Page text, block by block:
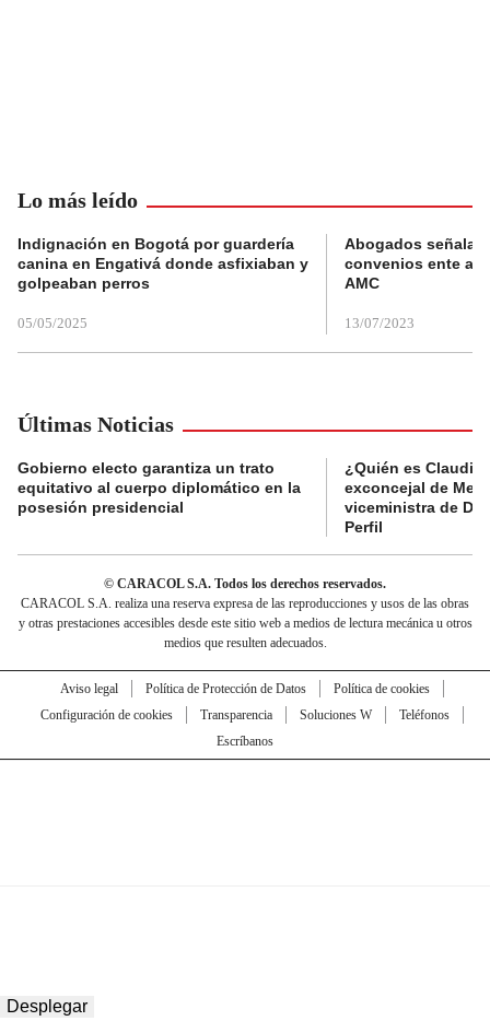
Lo más leído
Indignación en Bogotá por guardería
canina en Engativá donde asfixiaban y
golpeaban perros
05/05/2025
Abogados
convenios ente
AMC
13/07/2023
Últimas Noticias
Gobierno electo garantiza un trato
equitativo al cuerpo diplomático en la
posesión presidencial
¿Quién es Claudia
exconcejal de
viceministra de
Perfil
© CARACOL S.A. Todos los derechos reservados.
CARACOL S.A. realiza una reserva expresa de las reproducciones y usos de las obras
y otras prestaciones accesibles desde este sitio web a medios de lectura mecánica u otros
medios que resulten adecuados.
Aviso legal Política de Protección de Datos
Política de cookies
Configuración de cookies
Transparencia Soluciones W
Teléfonos
Escríbanos
Desplegar